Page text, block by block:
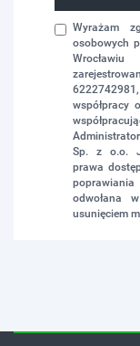
Wyrażam
osobowych
współpracy
Sp. z o.o.
prawa
odwołana
usunięciem